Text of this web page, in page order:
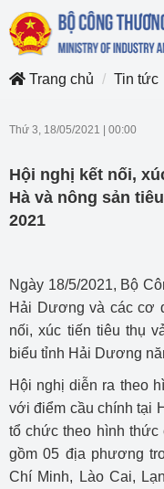
Trang chủ
Tin tức
Thứ 3, 18/05/2021 00:00
Hội nghị kết nối,
Hà và nông sản
2021
Ngày 18/5/2021, Bộ
Hải Dương và các cơ
nối, xúc tiến tiêu thụ
biểu tỉnh Hải Dương
Hội nghị diễn ra theo
với điểm cầu chính tại
tổ chức theo hình thức
gồm 05 địa phương
Chí Minh, Lào Cai,